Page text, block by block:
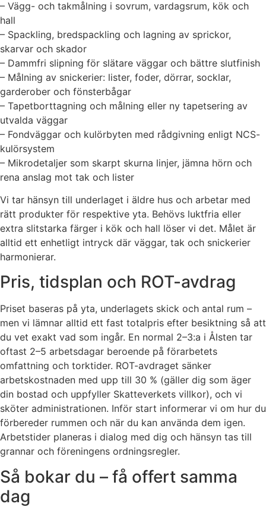
– Vägg- och takmålning i sovrum, vardagsrum, kök och
hall
– Spackling, bredspackling och lagning av sprickor,
skarvar och skador
– Dammfri slipning för slätare väggar och bättre slutfinish
– Målning av snickerier: lister, foder, dörrar, socklar,
garderober och fönsterbågar
– Tapetborttagning och målning eller ny tapetsering av
utvalda väggar
– Fondväggar och kulörbyten med rådgivning enligt NCS-
kulörsystem
– Mikrodetaljer som skarpt skurna linjer, jämna hörn och
rena anslag mot tak och lister
Vi tar hänsyn till underlaget i äldre hus och arbetar med
rätt produkter för respektive yta. Behövs luktfria eller
extra slitstarka färger i kök och hall löser vi det. Målet är
alltid ett enhetligt intryck där väggar, tak och snickerier
harmonierar.
Pris, tidsplan och ROT-avdrag
Priset baseras på yta, underlagets skick och antal rum –
men vi lämnar alltid ett fast totalpris efter besiktning så att
du vet exakt vad som ingår. En normal 2–3:a i Ålsten tar
oftast 2–5 arbetsdagar beroende på förarbetets
omfattning och torktider. ROT-avdraget sänker
arbetskostnaden med upp till 30 % (gäller dig som äger
din bostad och uppfyller Skatteverkets villkor), och vi
sköter administrationen. Inför start informerar vi om hur du
förbereder rummen och när du kan använda dem igen.
Arbetstider planeras i dialog med dig och hänsyn tas till
grannar och föreningens ordningsregler.
Så bokar du – få offert samma
dag